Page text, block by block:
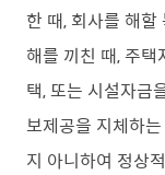
한 때, 회사를 해
해를 끼친 때, 주
택, 또는 시설자금
보제공을 지체하
지 아니하여 정상